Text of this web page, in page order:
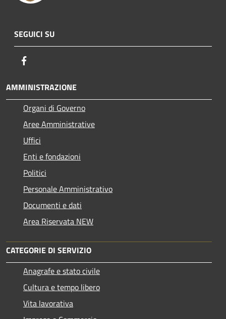
SEGUICI SU
AMMINISTRAZIONE
Organi di Governo
Aree Amministrative
Uffici
Enti e fondazioni
Politici
Personale Amministrativo
Documenti e dati
Area Riservata NEW
CATEGORIE DI SERVIZIO
Anagrafe e stato civile
Cultura e tempo libero
Vita lavorativa